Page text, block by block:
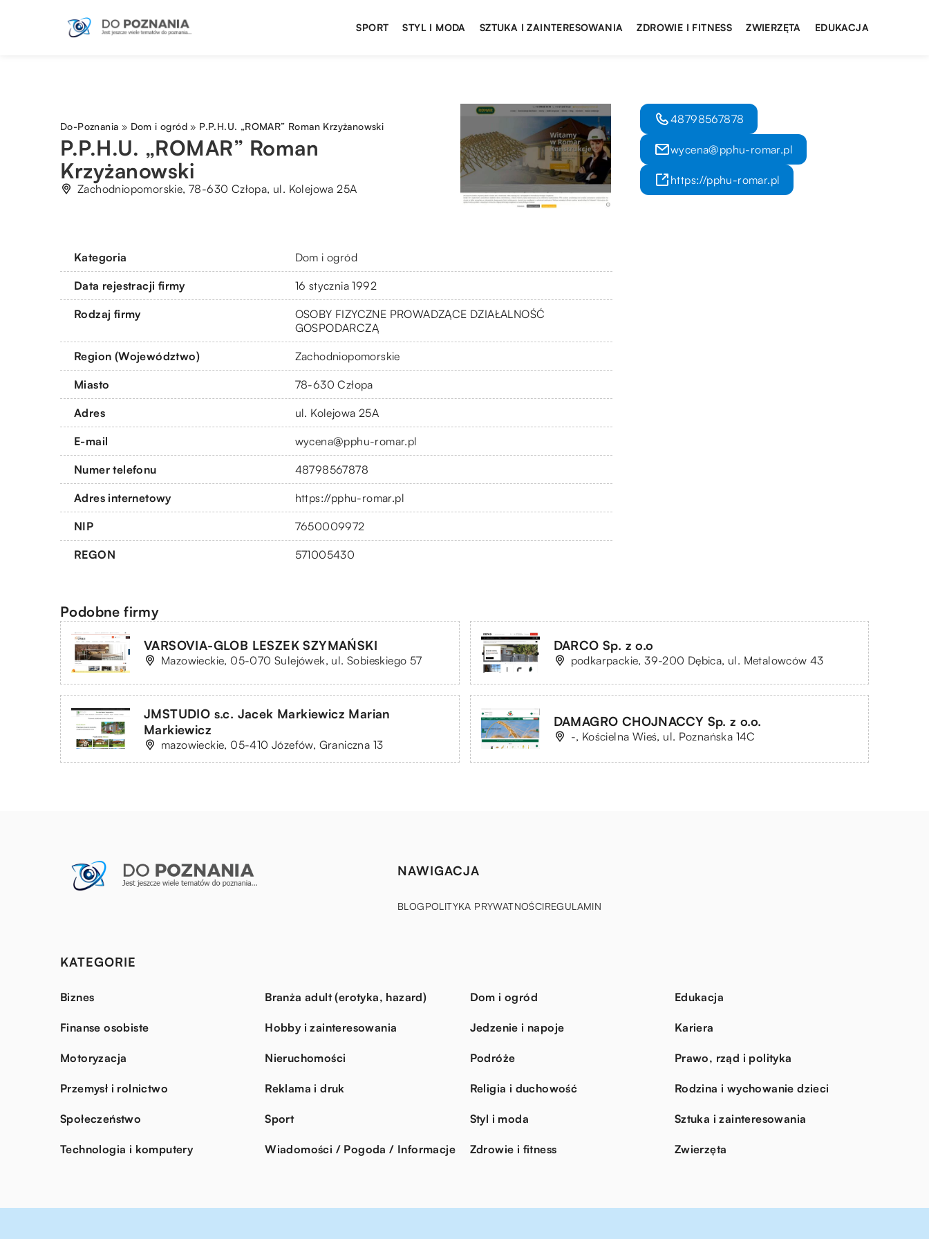
SPORT STYL I MODA SZTUKA I ZAINTERESOWANIA ZDROWIE I FITNESS ZWIERZĘTA EDUKACJA
Do-Poznania » Dom i ogród » P.P.H.U. „ROMAR” Roman Krzyżanowski
P.P.H.U. „ROMAR” Roman
Krzyżanowski
Zachodniopomorskie, 78-630 Człopa, ul. Kolejowa 25A
Kategoria Dom i ogród
Data rejestracji firmy 16 stycznia 1992
Rodzaj firmy
OSOBY FIZYCZNE PROWADZĄCE DZIAŁALNOŚĆ
GOSPODARCZĄ
Region (Województwo) Zachodniopomorskie
Miasto 78-630 Człopa
Adres ul. Kolejowa 25A
E-mail wycena@pphu-romar.pl
Numer telefonu 48798567878
Adres internetowy https://pphu-romar.pl
NIP 7650009972
REGON 571005430
48798567878
wycena@pphu-romar.pl
https://pphu-romar.pl
Podobne firmy
VARSOVIA-GLOB LESZEK SZYMAŃSKI
Mazowieckie, 05-070 Sulejówek, ul. Sobieskiego 57
DARCO Sp. z o.o
podkarpackie, 39-200 Dębica, ul. Metalowców 43
JMSTUDIO s.c. Jacek Markiewicz Marian
Markiewicz
mazowieckie, 05-410 Józefów, Graniczna 13
DAMAGRO CHOJNACCY Sp. z o.o.
-, Kościelna Wieś, ul. Poznańska 14C
NAWIGACJA
BLOGPOLITYKA PRYWATNOŚCIREGULAMIN
KATEGORIE
Biznes Branża adult (erotyka, hazard) Dom i ogród Edukacja
Finanse osobiste Hobby i zainteresowania Jedzenie i napoje Kariera
Motoryzacja Nieruchomości Podróże Prawo, rząd i polityka
Przemysł i rolnictwo Reklama i druk Religia i duchowość Rodzina i wychowanie dzieci
Społeczeństwo Sport Styl i moda Sztuka i zainteresowania
Technologia i komputery Wiadomości / Pogoda / Informacje Zdrowie i fitness Zwierzęta